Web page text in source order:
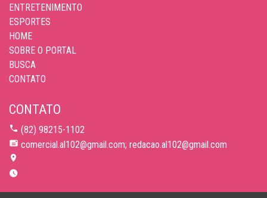
ENTRETENIMENTO
ESPORTES
HOME
SOBRE O PORTAL
BUSCA
CONTATO
CONTATO
(82) 98215-1102
comercial.al102@gmail.com; redacao.al102@gmail.com